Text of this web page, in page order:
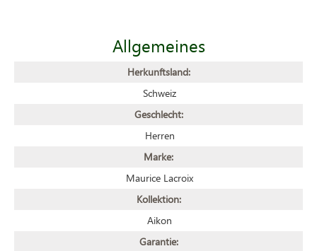
Allgemeines
Herkunftsland:
Schweiz
Geschlecht:
Herren
Marke:
Maurice Lacroix
Kollektion:
Aikon
Garantie: